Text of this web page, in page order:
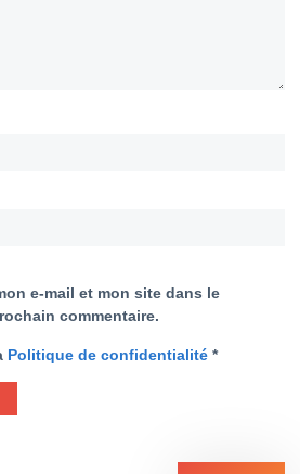
e-mail et mon site dans le
commentaire.
Politique de confidentialité *